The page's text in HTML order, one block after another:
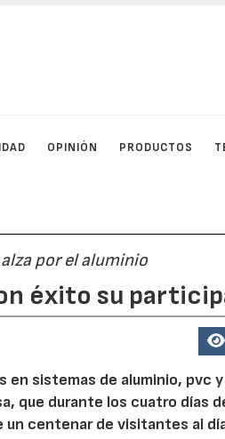
OPINIÓN PRODUCTOS
por el aluminio
éxito su
en sistemas de aluminio, pvc
que durante los cuatro días
un centenar de visitantes al